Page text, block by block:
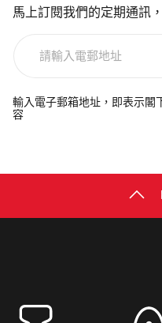
馬上訂閱我們的定期通訊
電
郵
輸入電子郵箱地址，即表示閣
容